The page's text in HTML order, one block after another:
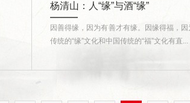
杨清山：人“缘”与酒“缘”
因善得缘，因为有善才有缘。因缘得福，
传统的“缘”文化和中国传统的“福”文化有直...